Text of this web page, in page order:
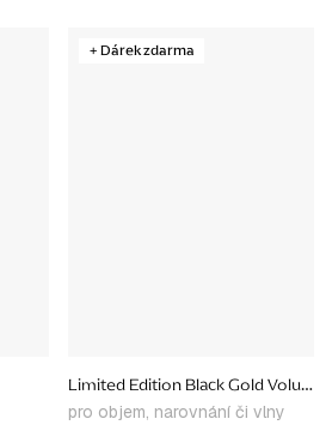
+ Dárek zdarma
Limited Edition Black Gold
pro objem, narovnání či vlny